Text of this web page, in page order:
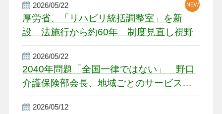
2026/05/22
厚労省、「リハビリ統括調整室」を新
設 法施行から約60年 制度見直し視野
NEW
2026/05/22
2040年問題「全国一律ではない」 野口
介護保険部会長、地域ごとのサービス基
盤整備を促す
2026/05/12